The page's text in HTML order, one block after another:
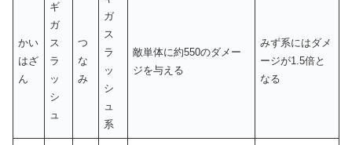
かい
はざ
ん
ギ
ガ
ス
ラ
ッ
シ
ュ
つ
な
み
ガ
ス
ラ
ッ
シ
ュ
系
敵単体に約550のダメー
ジを与える
みず系にはダメ
ージが1.5倍と
なる